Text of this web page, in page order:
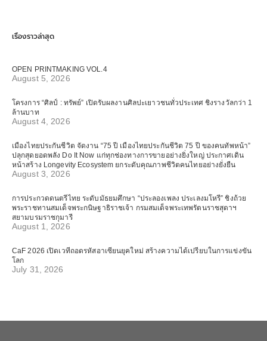
เรื่องราวล่าสุด
OPEN PRINTMAKING VOL.4
August 5, 2026
โครงการ “ศิลป์ : ทรัพย์” เปิดรับผลงานศิลปะเยาวชนทั่วประเทศ ชิงรางวัลกว่า 1
ล้านบาท
August 4, 2026
เมืองไทยประกันชีวิต จัดงาน “75 ปี เมืองไทยประกันชีวิต 75 ปี ของคนทัพหน้า”
ปลุกสุดยอดพลัง Do It Now แก่ทุกช่องทางการขายอย่างยิ่งใหญ่ ประกาศเดิน
หน้าสร้าง Longevity Ecosystem ยกระดับคุณภาพชีวิตคนไทยอย่างยั่งยืน
August 3, 2026
การประกวดดนตรีไทย ระดับมัธยมศึกษา “ประลองเพลง ประเลงมโหรี” ชิงถ้วย
พระราชทานสมเด็จพระกนิษฐาธิราชเจ้า กรมสมเด็จพระเทพรัตนราชสุดาฯ
สยามบรมราชกุมารี
August 1, 2026
CaF 2026 เปิดเวทีถอดรหัสอาเซียนยุคใหม่ สร้างความได้เปรียบในการแข่งขัน
โลก
July 31, 2026